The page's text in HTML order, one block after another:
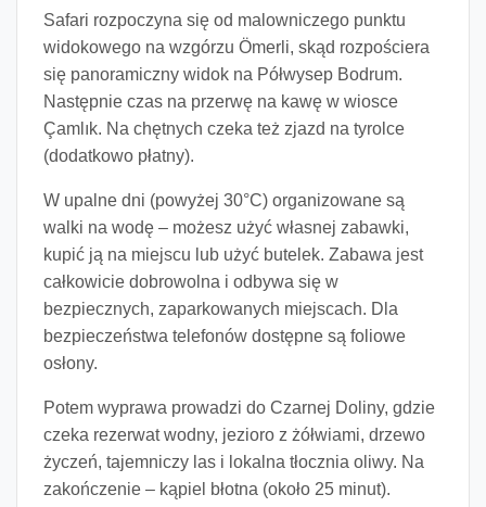
Safari rozpoczyna się od malowniczego punktu
widokowego na wzgórzu Ömerli, skąd rozpościera
się panoramiczny widok na Półwysep Bodrum.
Następnie czas na przerwę na kawę w wiosce
Çamlık. Na chętnych czeka też zjazd na tyrolce
(dodatkowo płatny).
W upalne dni (powyżej 30°C) organizowane są
walki na wodę – możesz użyć własnej zabawki,
kupić ją na miejscu lub użyć butelek. Zabawa jest
całkowicie dobrowolna i odbywa się w
bezpiecznych, zaparkowanych miejscach. Dla
bezpieczeństwa telefonów dostępne są foliowe
osłony.
Potem wyprawa prowadzi do Czarnej Doliny, gdzie
czeka rezerwat wodny, jezioro z żółwiami, drzewo
życzeń, tajemniczy las i lokalna tłocznia oliwy. Na
zakończenie – kąpiel błotna (około 25 minut).